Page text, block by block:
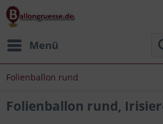
Menü
Folienballon rund
Folienballon rund,